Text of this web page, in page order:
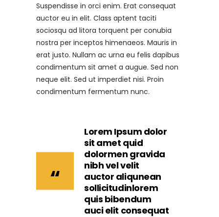
Suspendisse in orci enim. Erat consequat
auctor eu in elit. Class aptent taciti
sociosqu ad litora torquent per conubia
nostra per inceptos himenaeos. Mauris in
erat justo. Nullam ac urna eu felis dapibus
condimentum sit amet a augue. Sed non
neque elit. Sed ut imperdiet nisi. Proin
condimentum fermentum nunc.
Lorem Ipsum dolor
sit amet quid
dolormen gravida
nibh vel velit
auctor aliqunean
sollicitudinlorem
quis bibendum
auci elit consequat